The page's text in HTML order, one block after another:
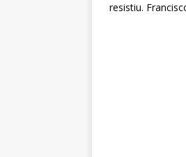
resistiu.